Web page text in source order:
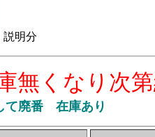
明分
無くなり次
て廃番 在庫あり